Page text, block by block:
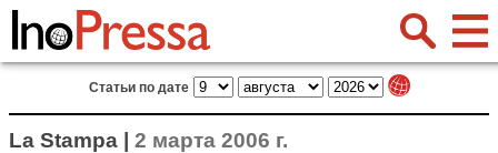
Статьи по дате
La Stampa | 2 марта 2006 г.